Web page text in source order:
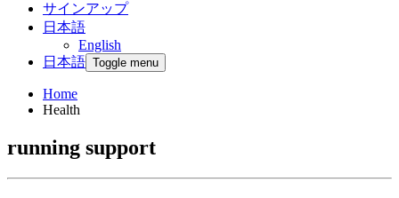
サインアップ
日本語
English
日本語 Toggle menu
Home
Health
running support